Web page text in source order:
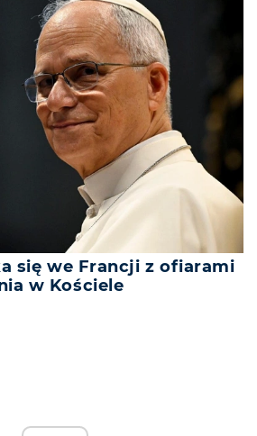
się we Francji z ofiarami
w Kościele